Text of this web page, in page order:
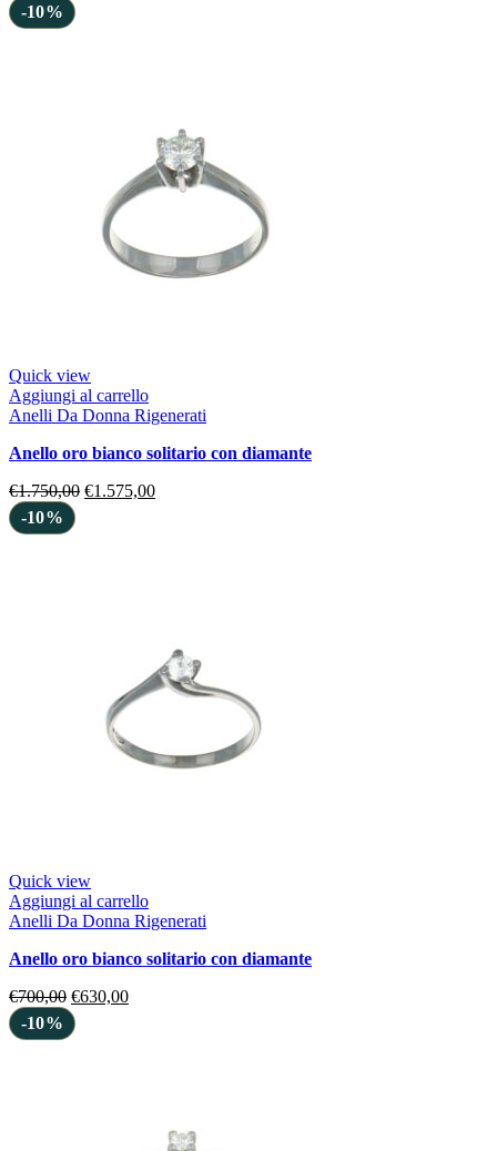
-10%
Quick view
Aggiungi al carrello
Anelli Da Donna Rigenerati
anello oro bianco solitario con diamante
€1.750,00 €1.575,00
-10%
Quick view
Aggiungi al carrello
Anelli Da Donna Rigenerati
anello oro bianco solitario con diamante
€700,00 €630,00
-10%